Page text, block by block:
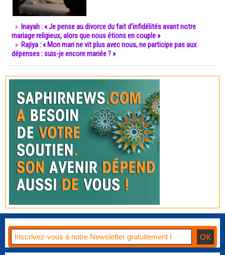
Inayah : « Je pense au divorce du fait d’infidélités avant notre
mariage religieux, alors que nous étions en couple »
Rajiya : « Mon mari ne vit plus avec nous, ne participe pas aux
dépenses : suis-je encore mariée ? »